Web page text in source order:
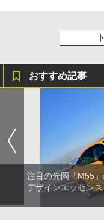
おすすめ記事
注目の光岡「M55
デザインエッセン